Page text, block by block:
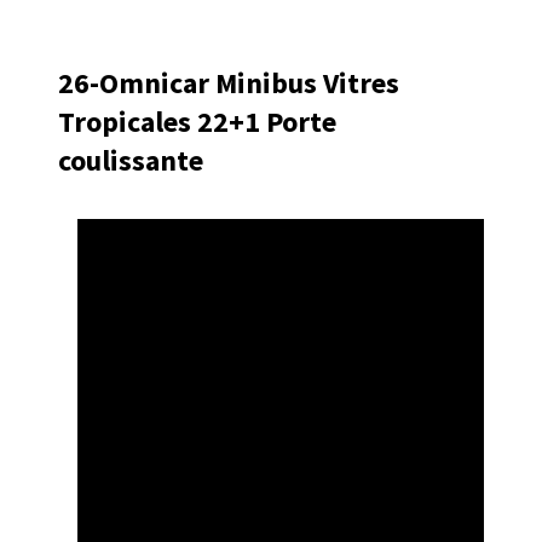
26-Omnicar Minibus Vitres
Tropicales 22+1 Porte
coulissante